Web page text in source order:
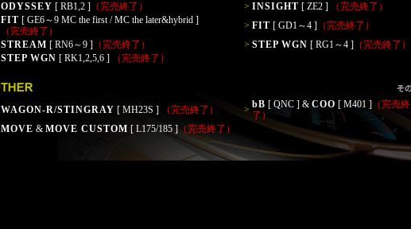
ODYSSEY [ RB1,2 ] （完売終了） > INSIGHT [ ZE2 ]
（完売終了）
FIT [ GE6～9 MC the first / MC the later&hybrid ]
（完売終了）
> FIT [ GD1～4 ] （完売終了）
STREAM [ RN6～9 ] （完売終了） > STEP WGN [ RG1～4 ] （完売終了）
STEP WGN [ RK1,2,5,6 ] （完売終了）
WAGON-R/STINGRAY [ MH23S ] （完売終了） > bB [ QNC ] & COO [ M401 ] （完売終
了）
MOVE & MOVE CUSTOM [ L175/185 ] （完売終了）